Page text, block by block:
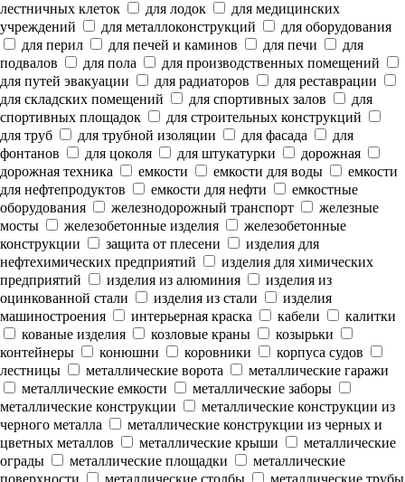
лестничных клеток
для лодок
для медицинских
учреждений
для металлоконструкций
для оборудования
для перил
для печей и каминов для печи
для
подвалов
для пола
для производственных помещений
для путей эвакуации
для радиаторов
для реставрации
для складских помещений
для спортивных залов
для
спортивных площадок
для строительных конструкций
для труб
для трубной изоляции для фасада
для
фонтанов
для цоколя для штукатурки
дорожная
дорожная техника
емкости емкости для воды
емкости
для нефтепродуктов
емкости для нефти
емкостные
оборудования
железнодорожный транспорт
железные
мосты
железобетонные изделия
железобетонные
конструкции
защита от плесени
изделия для
нефтехимических предприятий
изделия для химических
предприятий
изделия из алюминия
изделия из
оцинкованной стали
изделия из стали
изделия
машиностроения
интерьерная краска кабели
калитки
кованые изделия
козловые краны
козырьки
контейнеры
конюшни коровники
корпуса судов
лестницы
металлические ворота
металлические гаражи
металлические емкости
металлические заборы
металлические конструкции
металлические конструкции из
черного металла
металлические конструкции из черных и
цветных металлов
металлические крыши
металлические
ограды
металлические площадки
металлические
поверхности
металлические столбы металлические трубы